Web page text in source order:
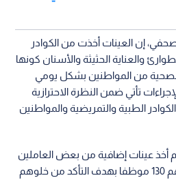
إن العينات أخذت من الكوادر
والعناية الحثيثة والأسنان كونها
من المواطنين بشكل يومي
تأتي ضمن النظرة الاحترازية
الطبية والتمريضية والمواطنين
أخذ عينات إضافية من بعض العاملين
في المستشفى والبالغ عددهم 130 موظفا بهدف التأكد من خلوهم